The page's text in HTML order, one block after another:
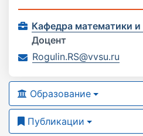
Кафедра математики
Доцент
Rogulin.RS@vvsu.ru
Образование
Публикации